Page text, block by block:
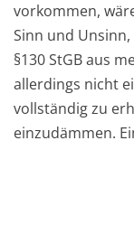
vorkommen,
Sinn und
§130 StGB aus
allerdings nicht
vollständig zu
einzudämmen.